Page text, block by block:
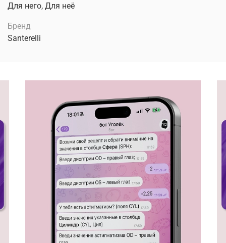
Для него, Для неё
Бренд
Santerelli